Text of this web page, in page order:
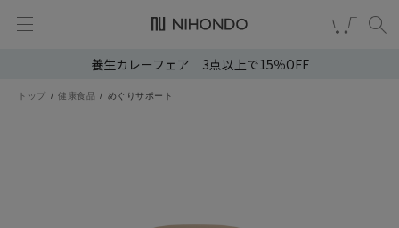
養生カレーフェア 3点以上で15％OFF
トップ 健康食品 めぐりサポート
新規会員登録 ログイン